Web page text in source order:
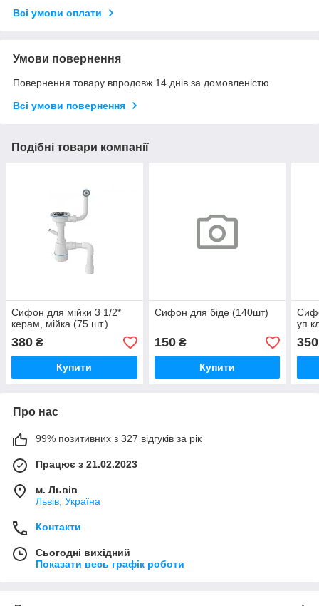
Всі умови оплати
Умови повернення
Повернення товару впродовж 14 днів за домовленістю
Всі умови повернення
Подібні товари компанії
Сифон для мійки 3 1/2*
керам, мійка (75 шт.)
380 ₴
Купити
Сифон для біде (140шт)
150₴
Купити
350
Про нас
99% позитивних з 327 відгуків за рік
Працює з 21.02.2023
м. Львів
Львів, Україна
Контакти
Сьогодні вихідний
Показати весь графік роботи